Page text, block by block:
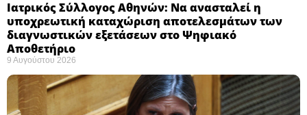
Ιατρικός Σύλλογος Αθηνών: Να ανασταλεί η
υποχρεωτική καταχώριση αποτελεσμάτων των
διαγνωστικών εξετάσεων στο Ψηφιακό
Αποθετήριο ​
9 Αυγούστου 2026